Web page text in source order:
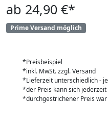
ab 24,90 €*
Prime Versand möglich
*Preisbeispiel
*inkl. MwSt. zzgl. Versand
*Lieferzeit unterschiedlich -
*der Preis kann sich
*durchgestrichener Preis